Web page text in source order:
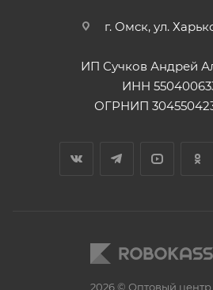
г. Омск, ул.
ИП Сучков Андрей
ИНН
ОГРНИП
2026 © Оптовый